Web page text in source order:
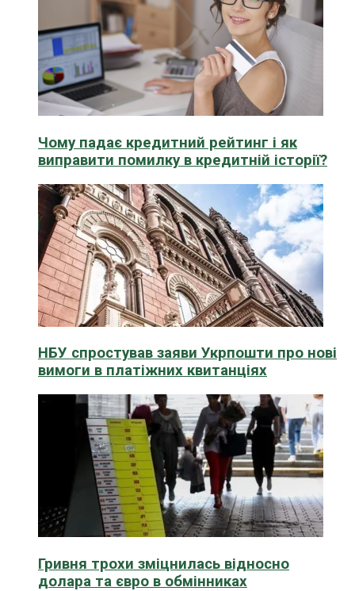
Чому падає кредитний рейтинг і як
виправити помилку в кредитній історії?
НБУ спростував заяви Укрпошти про нові
вимоги в платіжних квитанціях
Гривня трохи зміцнилась відносно
долара та євро в обмінниках